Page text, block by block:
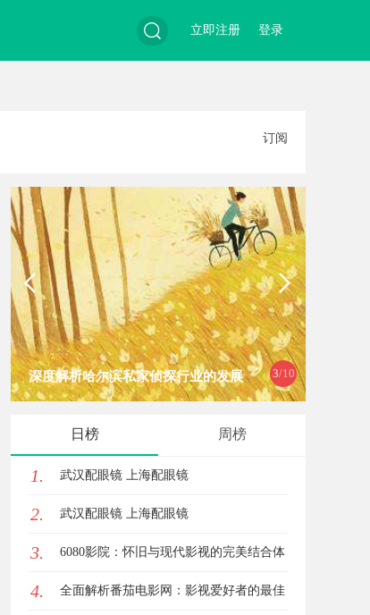
登录
立即注册
订阅
3/10
深度解析哈尔滨私家侦探行业的发展
日榜 周榜
1. 武汉配眼镜 上海配眼镜
2. 武汉配眼镜 上海配眼镜
3. 6080影院：怀旧与现代影视的完美结合体
验
4. 全面解析番茄电影网：影视爱好者的最佳